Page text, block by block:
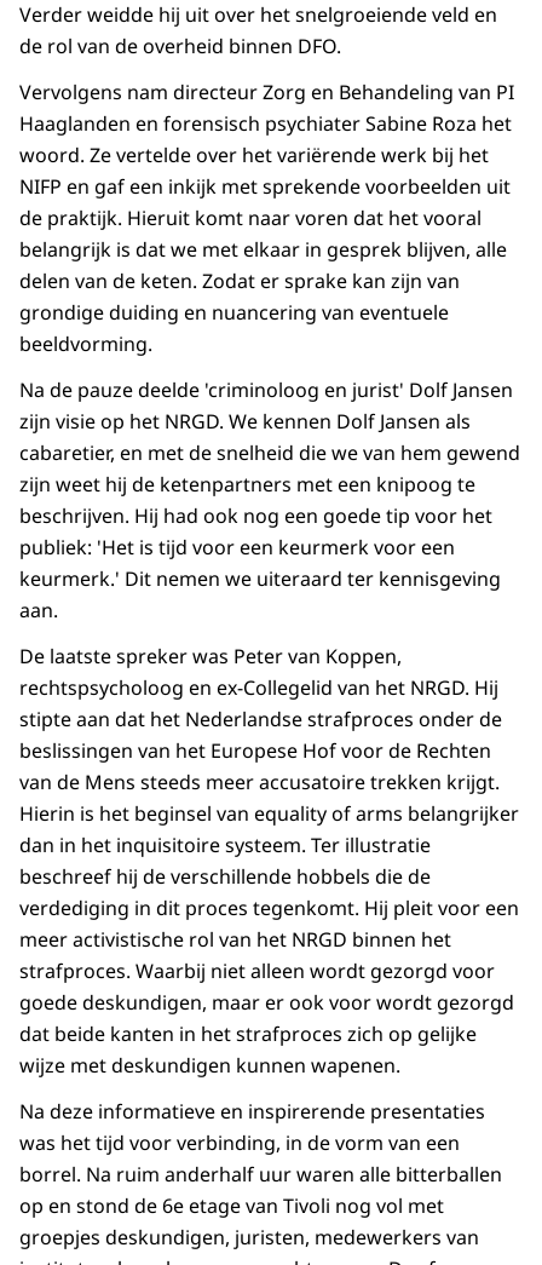
Verder weidde hij uit over het snelgroeiende veld en
de rol van de overheid binnen DFO.
Vervolgens nam directeur Zorg en Behandeling van PI
Haaglanden en forensisch psychiater Sabine Roza het
woord. Ze vertelde over het variërende werk bij het
NIFP en gaf een inkijk met sprekende voorbeelden uit
de praktijk. Hieruit komt naar voren dat het vooral
belangrijk is dat we met elkaar in gesprek blijven, alle
delen van de keten. Zodat er sprake kan zijn van
grondige duiding en nuancering van eventuele
beeldvorming.
Na de pauze deelde 'criminoloog en jurist' Dolf Jansen
zijn visie op het NRGD. We kennen Dolf Jansen als
cabaretier, en met de snelheid die we van hem gewend
zijn weet hij de ketenpartners met een knipoog te
beschrijven. Hij had ook nog een goede tip voor het
publiek: 'Het is tijd voor een keurmerk voor een
keurmerk.' Dit nemen we uiteraard ter kennisgeving
aan.
De laatste spreker was Peter van Koppen,
rechtspsycholoog en ex-Collegelid van het NRGD. Hij
stipte aan dat het Nederlandse strafproces onder de
beslissingen van het Europese Hof voor de Rechten
van de Mens steeds meer accusatoire trekken krijgt.
Hierin is het beginsel van equality of arms belangrijker
dan in het inquisitoire systeem. Ter illustratie
beschreef hij de verschillende hobbels die de
verdediging in dit proces tegenkomt. Hij pleit voor een
meer activistische rol van het NRGD binnen het
strafproces. Waarbij niet alleen wordt gezorgd voor
goede deskundigen, maar er ook voor wordt gezorgd
dat beide kanten in het strafproces zich op gelijke
wijze met deskundigen kunnen wapenen.
Na deze informatieve en inspirerende presentaties
was het tijd voor verbinding, in de vorm van een
borrel. Na ruim anderhalf uur waren alle bitterballen
op en stond de 6e etage van Tivoli nog vol met
groepjes deskundigen, juristen, medewerkers van